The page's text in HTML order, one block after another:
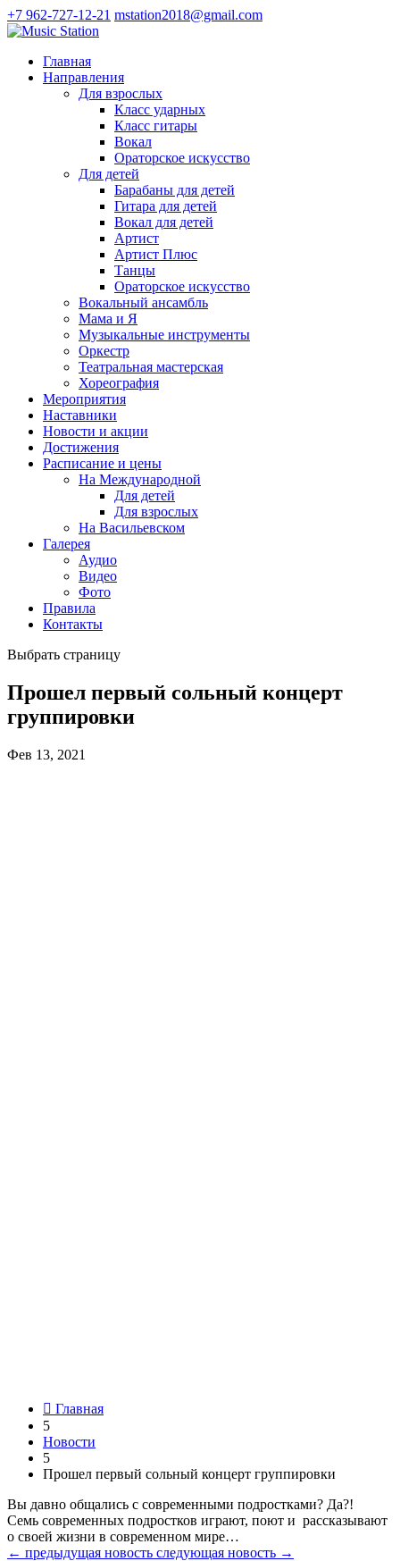
+7 962-727-12-21 mstation2018@gmail.com
Главная
Направления
Для взрослых
Класс ударных
Класс гитары
Вокал
Ораторское искусство
Для детей
Барабаны для детей
Гитара для детей
Вокал для детей
Артист
Артист Плюс
Танцы
Ораторское искусство
Вокальный ансамбль
Мама и Я
Музыкальные инструменты
Оркестр
Театральная мастерская
Хореография
Мероприятия
Наставники
Новости и акции
Достижения
Расписание и цены
На Международной
Для детей
Для взрослых
На Васильевском
Галерея
Аудио
Видео
Фото
Правила
Контакты
Выбрать страницу
Прошел первый сольный концерт
группировки
Фев 13, 2021
 Главная
5
Новости
5
Прошел первый сольный концерт группировки
Вы давно общались с современными подростками? Да?!
Семь современных подростков играют, поют и рассказывают
о своей жизни в современном мире…
← предыдущая новость следующая новость →